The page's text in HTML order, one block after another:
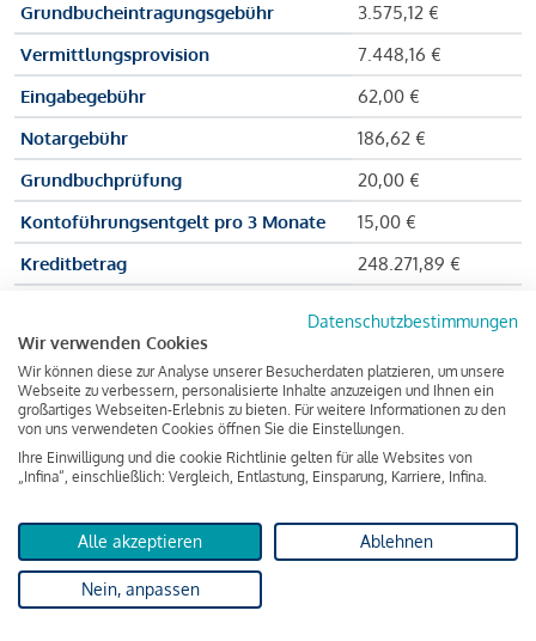
Grundbucheintragungsgebühr
3.575,12 €
Vermittlungsprovision
7.448,16 €
Eingabegebühr
62,00 €
Notargebühr
186,62 €
Grundbuchprüfung
20,00 €
Kontoführungsentgelt pro 3 Monate
15,00 €
Kreditbetrag
248.271,89 €
Zu zahlender Gesamtbetrag
Kreditvermittler
INFINA Credit
Broker GmbH
von 237.000 Euro ausgezahlt, um die Wohnung zu kaufen.
Darüber hinaus fallen aber noch einige Gebühren an (z. B. die
Grundbucheintragungsgebühr), sodass die Bank den
Datenschutzbestimmungen
Wir verwenden Cookies
Wir können diese zur Analyse unserer Besucherdaten platzieren, um unsere
Webseite zu verbessern, personalisierte Inhalte anzuzeigen und Ihnen ein
großartiges Webseiten-Erlebnis zu bieten. Für weitere Informationen zu den
von uns verwendeten Cookies öffnen Sie die Einstellungen.
Ihre Einwilligung und die cookie Richtlinie gelten für alle Websites von
„Infina“, einschließlich: Vergleich, Entlastung, Einsparung, Karriere, Infina.
Alle akzeptieren Ablehnen
Nein, anpassen